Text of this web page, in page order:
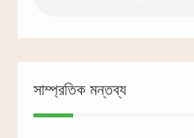
সাম্প্রতিক মন্তব্য